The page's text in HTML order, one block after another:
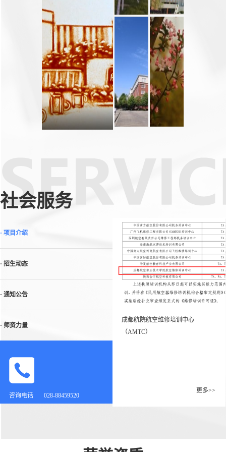
校园一角
社会服务
· 项目介绍
· 招生动态
· 通知公告
· 师资力量
咨询电话 028-88459520
成都航院航空维修培训中心
（AMTC）
更多>>